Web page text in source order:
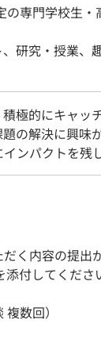
専門学校生・
研究・授業、
極的にキャッ
の解決に興味
にインパク
く内容の提出
付してくださ
数回）